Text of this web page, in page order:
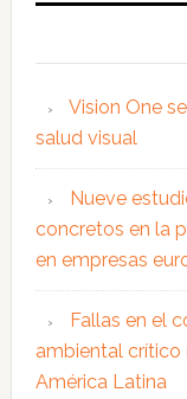
Vision One
salud visual
Nueve
concretos en la
en empresas
Fallas en el
ambiental crítico
América Latina